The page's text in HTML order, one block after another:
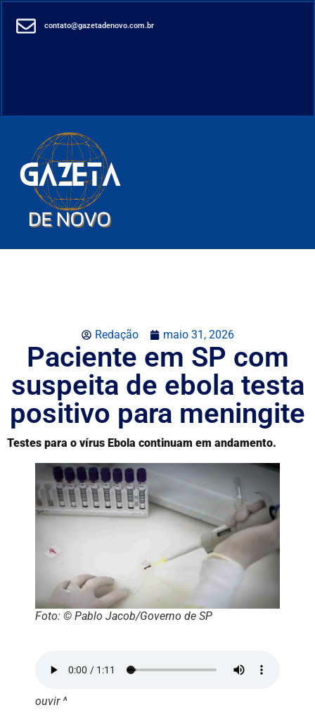
contato@gazetadenovo.com.br
Redação maio 31, 2026
Paciente em SP com
suspeita de ebola testa
positivo para meningite
Testes para o vírus Ebola continuam em andamento.
Foto: © Pablo Jacob/Governo de SP
ouvir ^